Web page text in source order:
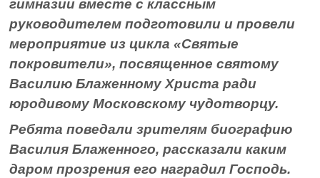
гимназии вместе с классным
руководителем подготовили и провели
мероприятие из цикла «Святые
покровители», посвященное святому
Василию Блаженному Христа ради
юродивому Московскому чудотворцу.
Ребята поведали зрителям биографию
Василия Блаженного, рассказали каким
даром прозрения его наградил Господь.